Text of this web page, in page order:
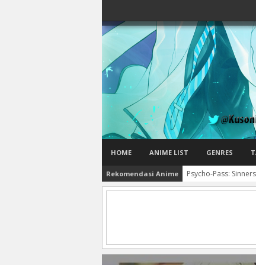
HOME ANIME LIST GENRES
Rekomendasi Anime Psycho-Pass: